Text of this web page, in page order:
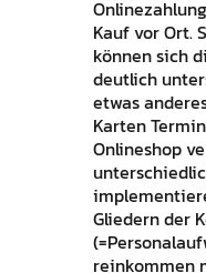
Kauf vor Ort.
können sich
deutlich
etwas
Karten
Onlineshop
Gliedern der
reinkommen